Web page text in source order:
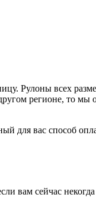
Рулоны всех
регионе, то
для вас способ
вам сейчас